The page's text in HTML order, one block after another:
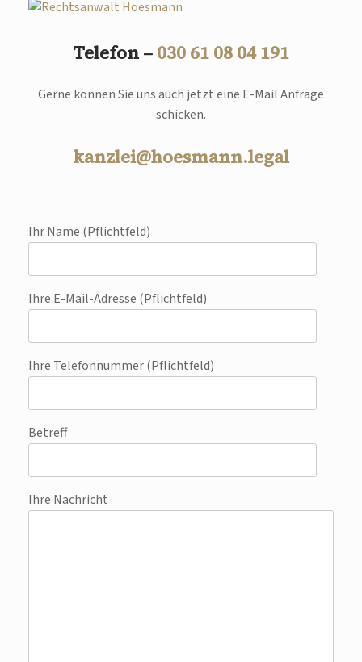
Telefon – 030 61 08 04 191
Gerne können Sie uns auch jetzt eine E-Mail Anfrage
schicken.
kanzlei@hoesmann.legal
Ihr Name (Pflichtfeld)
Ihre E-Mail-Adresse (Pflichtfeld)
Ihre Telefonnummer (Pflichtfeld)
Betreff
Ihre Nachricht